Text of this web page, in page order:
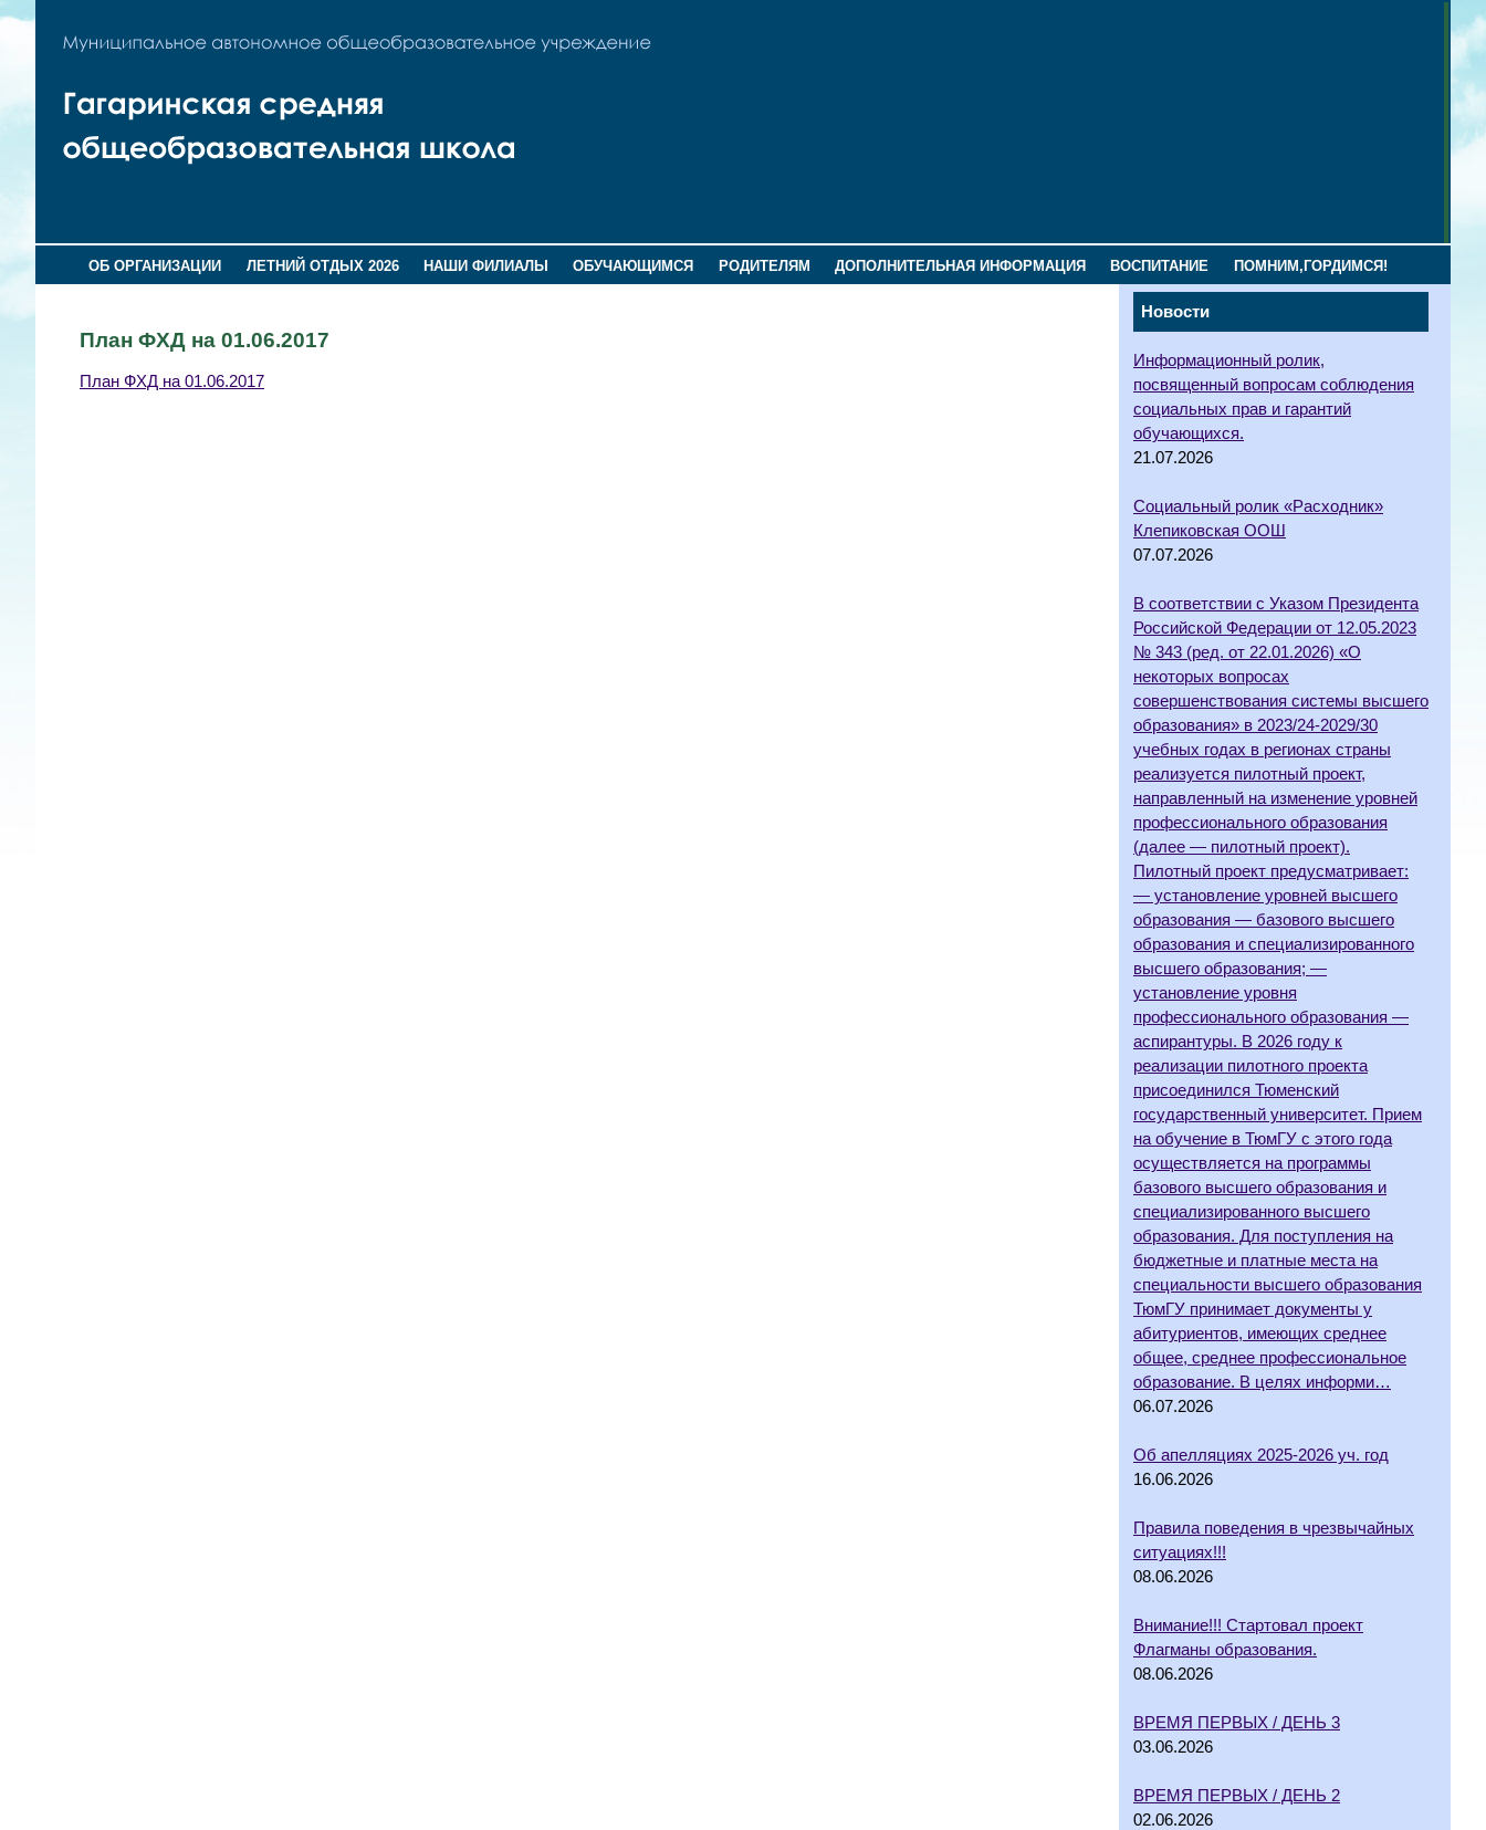
ОБ ОРГАНИЗАЦИИ ЛЕТНИЙ ОТДЫХ 2026 НАШИ ФИЛИАЛЫ ОБУЧАЮЩИМСЯ РОДИТЕЛЯМ ДОПОЛНИТЕЛЬНАЯ ИНФОРМАЦИЯ ВОСПИТАНИЕ ПОМНИМ,ГОРДИМСЯ!
Новости
Информационный ролик,
посвященный вопросам соблюдения
социальных прав и гарантий
обучающихся.
21.07.2026
Социальный ролик «Расходник»
Клепиковская ООШ
07.07.2026
В соответствии с Указом Президента
Российской Федерации от 12.05.2023
№ 343 (ред. от 22.01.2026) «О
некоторых вопросах
совершенствования системы высшего
образования» в 2023/24-2029/30
учебных годах в регионах страны
реализуется пилотный проект,
направленный на изменение уровней
профессионального образования
(далее — пилотный проект).
Пилотный проект предусматривает:
— установление уровней высшего
образования — базового высшего
образования и специализированного
высшего образования; —
установление уровня
профессионального образования —
аспирантуры. В 2026 году к
реализации пилотного проекта
присоединился Тюменский
государственный университет. Прием
на обучение в ТюмГУ с этого года
осуществляется на программы
базового высшего образования и
специализированного высшего
образования. Для поступления на
бюджетные и платные места на
специальности высшего образования
ТюмГУ принимает документы у
абитуриентов, имеющих среднее
общее, среднее профессиональное
образование. В целях информи…
06.07.2026
Об апелляциях 2025-2026 уч. год
16.06.2026
Правила поведения в чрезвычайных
ситуациях!!!
08.06.2026
Внимание!!! Стартовал проект
Флагманы образования.
08.06.2026
ВРЕМЯ ПЕРВЫХ / ДЕНЬ 3
03.06.2026
ВРЕМЯ ПЕРВЫХ / ДЕНЬ 2
02.06.2026
План ФХД на 01.06.2017
План ФХД на 01.06.2017